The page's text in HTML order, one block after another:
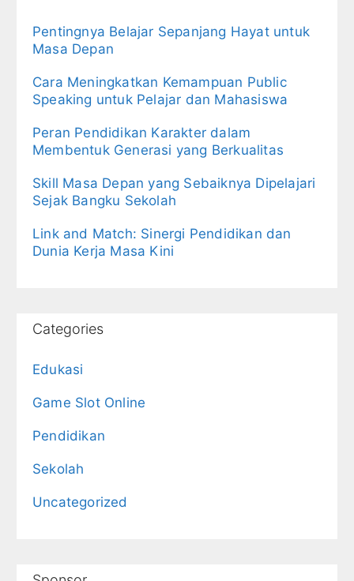
Pentingnya Belajar Sepanjang Hayat untuk
Masa Depan
Cara Meningkatkan Kemampuan Public
Speaking untuk Pelajar dan Mahasiswa
Peran Pendidikan Karakter dalam
Membentuk Generasi yang Berkualitas
Skill Masa Depan yang Sebaiknya Dipelajari
Sejak Bangku Sekolah
Link and Match: Sinergi Pendidikan dan
Dunia Kerja Masa Kini
Categories
Edukasi
Game Slot Online
Pendidikan
Sekolah
Uncategorized